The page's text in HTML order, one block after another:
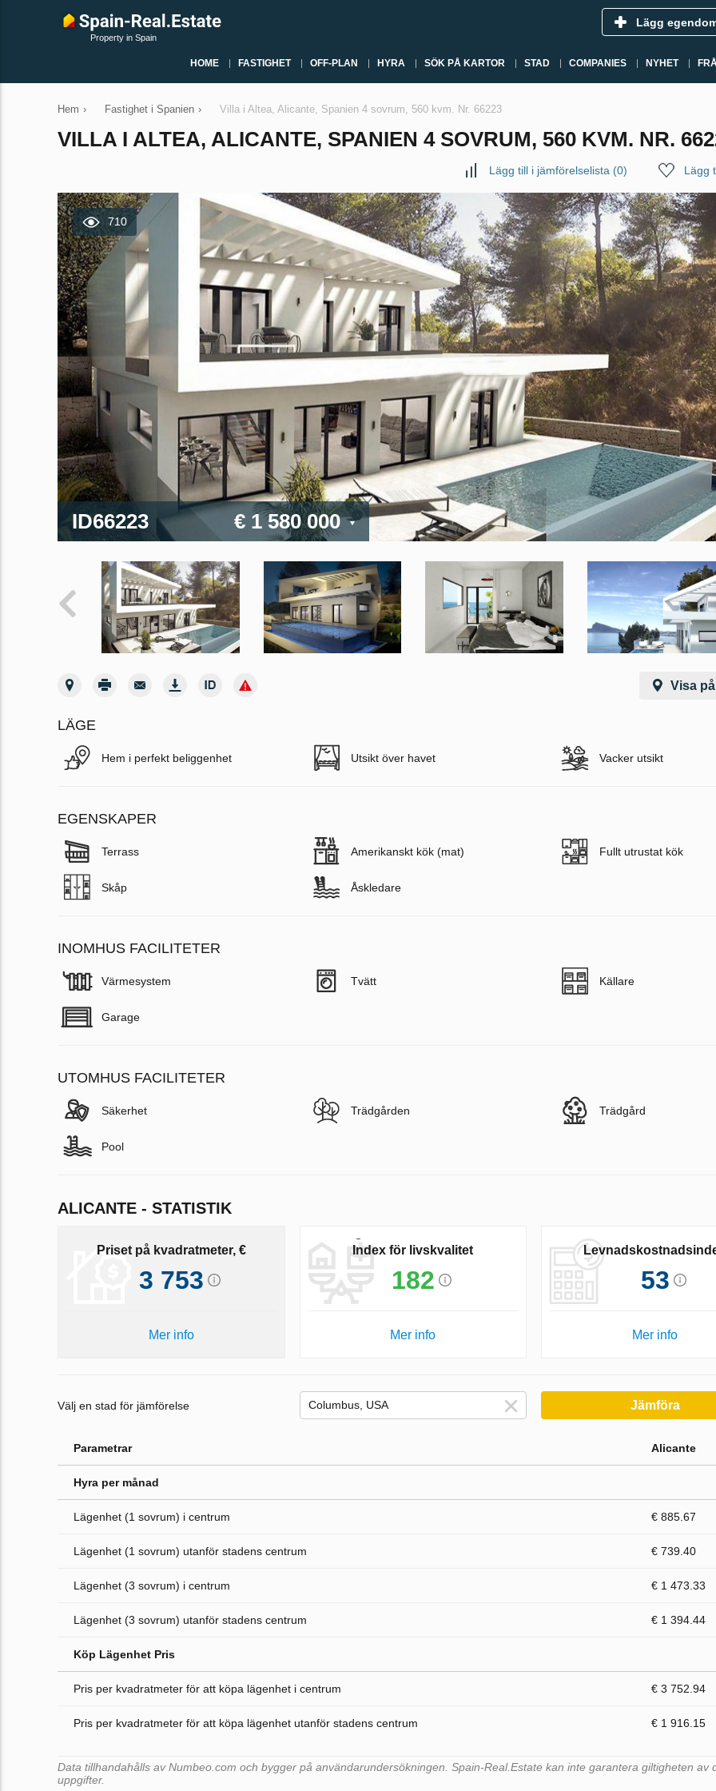
Property in Spain
Lägg
HOME FASTIGHET OFF-PLAN HYRA SÖK PÅ KARTOR STAD COMPANIES NYHET
Hem › Fastighet i Spanien › Villa i Altea, Alicante, Spanien 4 sovrum, 560 kvm. Nr. 66223
VILLA I ALTEA, ALICANTE, SPANIEN 4 SOVRUM, 560 KVM. NR.
Lägg till i jämförelselista (0) Lägg
710
ID66223 € 1 580 000
Visa
LÄGE
Hem i perfekt beliggenhet Utsikt över havet Vacker utsikt
EGENSKAPER
Terrass Amerikanskt kök (mat) Fullt utrustat kök
Skåp Åskledare
INOMHUS FACILITETER
Värmesystem Tvätt Källare
Garage
UTOMHUS FACILITETER
Säkerhet Trädgården Trädgård
Pool
ALICANTE - STATISTIK
Priset på kvadratmeter, €
3 753
Mer info
Index för livskvalitet
182
Mer info
53
Mer info
Välj en stad för jämförelse Jämföra
Parametrar Alicante
Hyra per månad
Lägenhet (1 sovrum) i centrum € 885.67
Lägenhet (1 sovrum) utanför stadens centrum € 739.40
Lägenhet (3 sovrum) i centrum € 1 473.33
Lägenhet (3 sovrum) utanför stadens centrum € 1 394.44
Köp Lägenhet Pris
Pris per kvadratmeter för att köpa lägenhet i centrum € 3 752.94
Pris per kvadratmeter för att köpa lägenhet utanför stadens centrum € 1 916.15
Data tillhandahålls av Numbeo.com och bygger på användarundersökningen. Spain-Real.Estate kan inte garantera giltigheten av
uppgifter.